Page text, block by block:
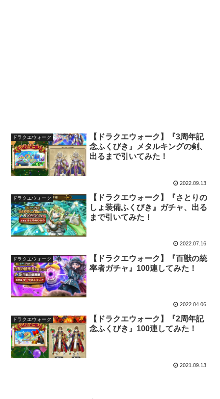
ドラクエウォーク
【ドラクエウォーク】『3周年記
念ふくびき』メタルキングの剣、
出るまで引いてみた！
2022.09.13
ドラクエウォーク
【ドラクエウォーク】『さとりの
しょ装備ふくびき』ガチャ、出る
まで引いてみた！
2022.07.16
ドラクエウォーク
【ドラクエウォーク】『百獣の統
率者ガチャ』100連してみた！
2022.04.06
ドラクエウォーク
【ドラクエウォーク】『2周年記
念ふくびき』100連してみた！
2021.09.13